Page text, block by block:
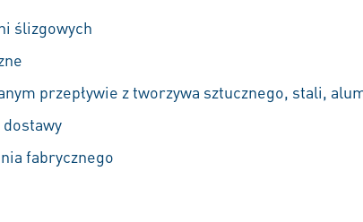
ślizgowych
przepływie z tworzywa sztucznego, stali,
fabrycznego